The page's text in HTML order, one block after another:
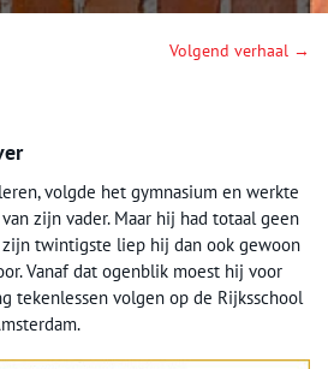
Volgend verhaal →
volgde het gymnasium en werkte
zijn vader. Maar hij had totaal geen
twintigste liep hij dan ook gewoon
Vanaf dat ogenblik moest hij voor
tekenlessen volgen op de Rijksschool